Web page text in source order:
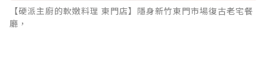
【硬派主廚的軟嫩料理 東門店】隱身新竹東門市場復古老宅餐
廳，